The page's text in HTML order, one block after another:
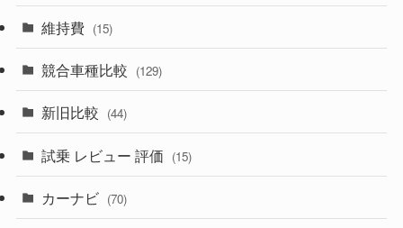
(356)
(328)
(194)
(230)
(253)
(85)
(84)
(14)
(222)
(50)
(58)
(3)
(3)
(5)
(1)
(5)
(7)
(5)
維持費 (15)
競合車種比較 (129)
新旧比較 (44)
試乗 レビュー 評価 (15)
カーナビ (70)